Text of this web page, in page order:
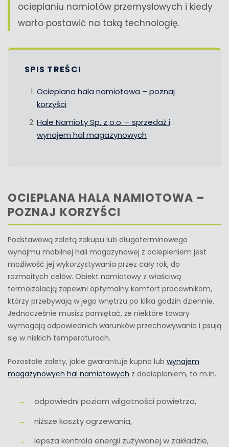
ocieplaniu namiotów przemysłowych i kiedy
warto postawić na taką technologię.
SPIS TREŚCI
Ocieplana hala namiotowa – poznaj
korzyści
Hale Namioty Sp. z o.o. – sprzedaż i
wynajem hal magazynowych
OCIEPLANA HALA NAMIOTOWA –
POZNAJ KORZYŚCI
Podstawową zaletą zakupu lub długoterminowego
wynajmu mobilnej hali magazynowej z ociepleniem jest
możliwość jej wykorzystywania przez cały rok, do
rozmaitych celów. Obiekt namiotowy z właściwą
termoizolacją zapewni optymalny komfort pracownikom,
którzy przebywają w jego wnętrzu po kilka godzin dziennie.
Jednocześnie musisz pamiętać, że niektóre towary
wymagają odpowiednich warunków przechowywania i psują
się w niskich temperaturach.
Pozostałe zalety, jakie gwarantuje kupno lub wynajem
magazynowych hal namiotowych z dociepleniem, to m.in.:
odpowiedni poziom wilgotności powietrza,
niższe koszty ogrzewania,
lepsza kontrola energii zużywanej w zakładzie,